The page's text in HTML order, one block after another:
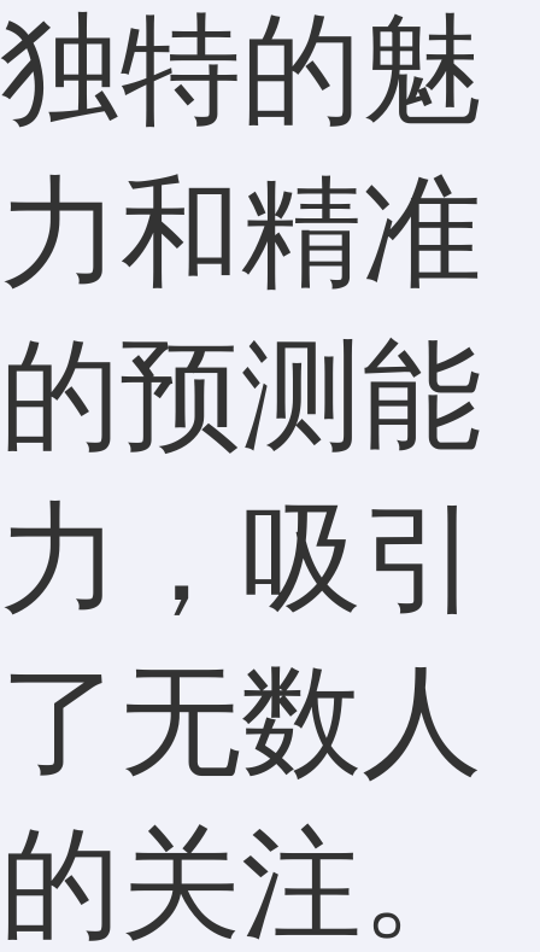
独特的魅
力和精准
的预测能
力，吸引
了无数人
的关注。